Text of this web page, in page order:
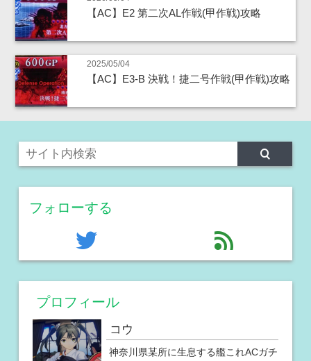
【AC】E2 第二次AL作戦(甲作戦)攻略
2025/05/04
【AC】E3-B 決戦！捷二号作戦(甲作戦)攻略
フォローする
twitter feed
プロフィール
コウ
神奈川県某所に生息する艦これACガチ